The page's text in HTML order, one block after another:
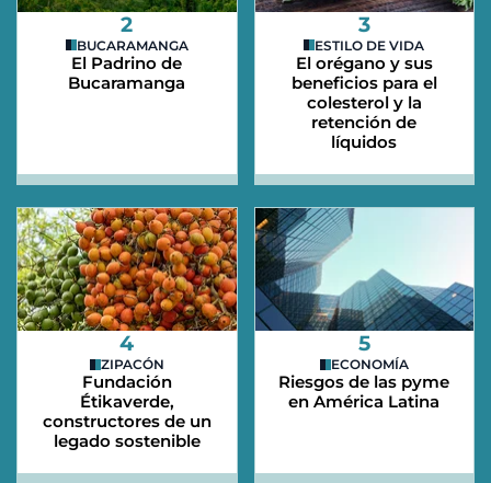
2
BUCARAMANGA
El Padrino de
Bucaramanga
3
ESTILO DE VIDA
El orégano y sus
beneficios para el
colesterol y la
retención de
líquidos
4
ZIPACÓN
Fundación
Étikaverde,
constructores de un
legado sostenible
5
ECONOMÍA
Riesgos de las pyme
en América Latina